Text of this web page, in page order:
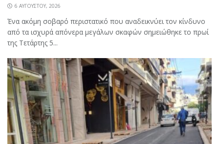
6 ΑΥΓΟΎΣΤΟΥ, 2026
Ένα ακόμη σοβαρό περιστατικό που αναδεικνύει τον κίνδυνο
από τα ισχυρά απόνερα μεγάλων σκαφών σημειώθηκε το πρωί
της Τετάρτης 5...